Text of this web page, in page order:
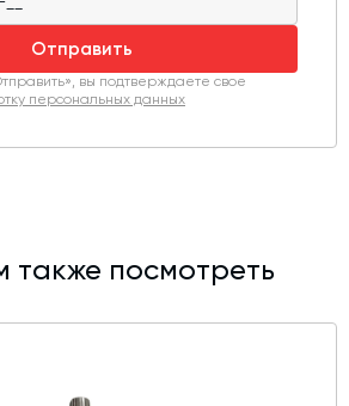
Отправить
вы подтверждаете свое
персональных данных
также посмотреть